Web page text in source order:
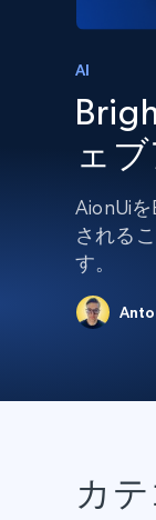
AI
ェ
AionUi
される
す。
カ